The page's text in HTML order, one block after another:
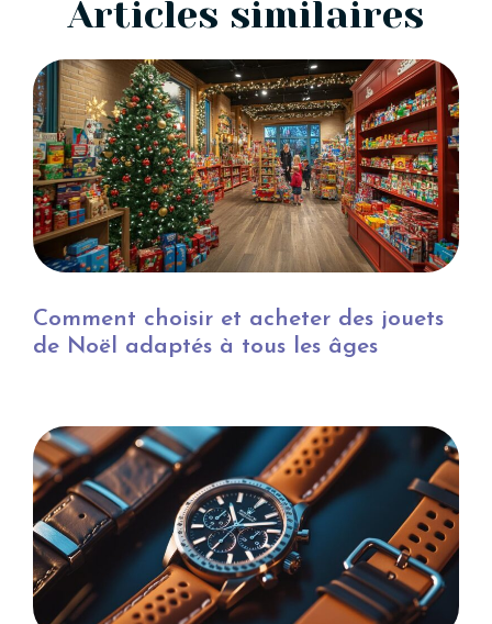
Articles similaires
Comment choisir et acheter des jouets
de Noël adaptés à tous les âges